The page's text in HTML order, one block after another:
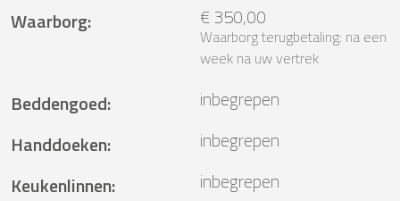
Waarborg: € 350,00
Waarborg terugbetaling: na een
week na uw vertrek
Beddengoed:
inbegrepen
Handdoeken:
inbegrepen
Keukenlinnen:
inbegrepen